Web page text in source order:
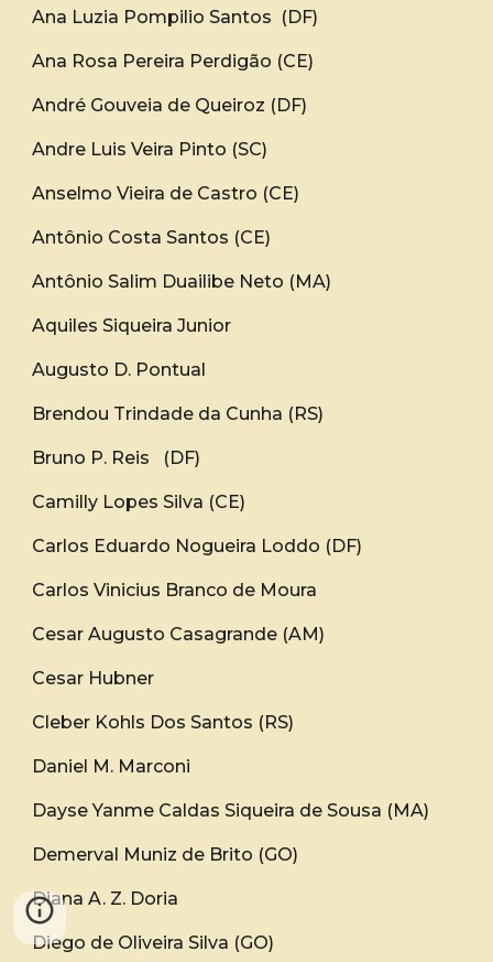
Ana Luzia Pompilio Santos (DF)
Ana Rosa Pereira Perdigão (CE)
André Gouveia de Queiroz (DF)
Andre Luis Veira Pinto (SC)
Anselmo Vieira de Castro (CE)
Antônio Costa Santos (CE)
Antônio Salim Duailibe Neto (MA)
Aquiles Siqueira Junior
Augusto D. Pontual
Brendou Trindade da Cunha (RS)
Bruno P. Reis (DF)
Camilly Lopes Silva (CE)
Carlos Eduardo Nogueira Loddo (DF)
Carlos Vinicius Branco de Moura
Cesar Augusto Casagrande (AM)
Cesar Hubner
Cleber Kohls Dos Santos (RS)
Daniel M. Marconi
Dayse Yanme Caldas Siqueira de Sousa (MA)
Demerval Muniz de Brito (GO)
Diana A. Z. Doria
Diego de Oliveira Silva (GO)